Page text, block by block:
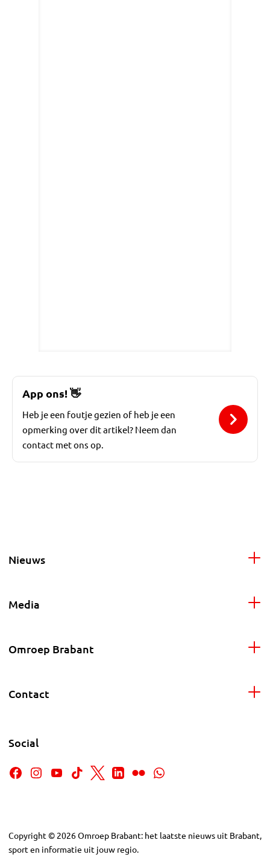
App ons!👋
Heb je een foutje gezien of heb je een
opmerking over dit artikel? Neem dan
contact met ons op.
Nieuws
Media
Omroep Brabant
Contact
Social
Copyright © 2026Omroep Brabant: het laatste nieuws uit Brabant,
sport en informatie uit jouw regio.